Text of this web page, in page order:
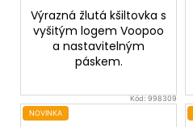
Výrazná žlutá kšiltovka s
vyšitým logem Voopoo
a nastavitelným
páskem.
Kód:998309
NOVINKA